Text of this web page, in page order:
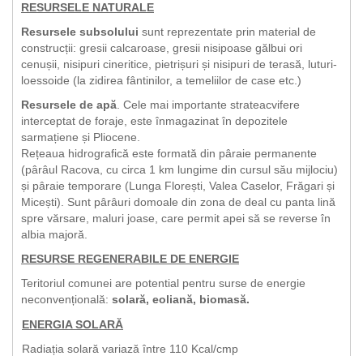
RESURSELE NATURALE
Resursele subsolului sunt reprezentate prin material de
construcții: gresii calcaroase, gresii nisipoase gălbui ori
cenușii, nisipuri cineritice, pietrișuri și nisipuri de terasă, luturi-
loessoide (la zidirea fântinilor, a temeliilor de case etc.)
Resursele de apă . Cele mai importante strateacvifere
interceptat de foraje, este înmagazinat în depozitele
sarmațiene și Pliocene.
Rețeaua hidrografică este formată din pâraie permanente
(pârâul Racova, cu circa 1 km lungime din cursul său mijlociu)
și pâraie temporare (Lunga Florești, Valea Caselor, Frăgari și
Micești). Sunt pârâuri domoale din zona de deal cu panta lină
spre vărsare, maluri joase, care permit apei să se reverse în
albia majoră.
RESURSE REGENERABILE DE ENERGIE
Teritoriul comunei are potential pentru surse de energie
neconvențională: solară, eoliană, biomasă.
ENERGIA SOLARĂ
Radiația solară variază între 110 Kcal/cmp